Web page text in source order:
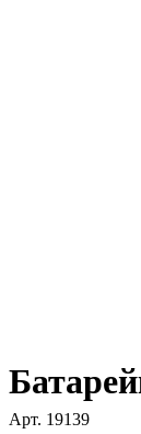
Арт. 19139